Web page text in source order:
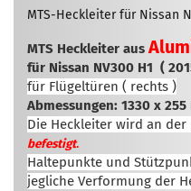
MTS-Heckleiter für Nissan
MTS Heckleiter aus
für Nissan NV300 H1 (
für Flügeltüren ( rechts )
Abmessungen: 1330 x 255
Die Heckleiter wird an
befestigt.
Haltepunkte und
jegliche Verformung der